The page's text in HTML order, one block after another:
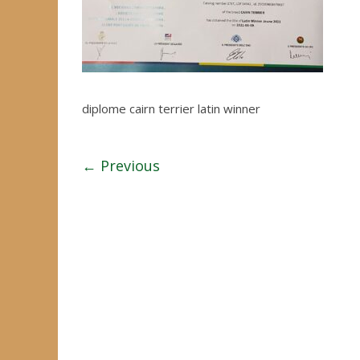
diplome cairn terrier latin winner
← Previous